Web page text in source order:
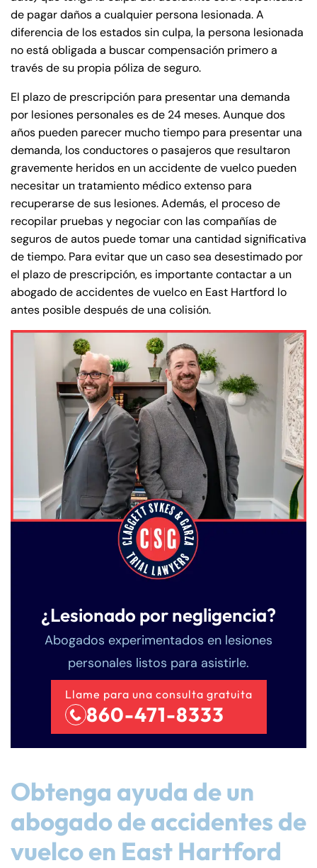
de pagar daños a cualquier persona lesionada. A
diferencia de los estados sin culpa, la persona lesionada
no está obligada a buscar compensación primero a
través de su propia póliza de seguro.
El plazo de prescripción para presentar una demanda
por lesiones personales es de 24 meses. Aunque dos
años pueden parecer mucho tiempo para presentar una
demanda, los conductores o pasajeros que resultaron
gravemente heridos en un accidente de vuelco pueden
necesitar un tratamiento médico extenso para
recuperarse de sus lesiones. Además, el proceso de
recopilar pruebas y negociar con las compañías de
seguros de autos puede tomar una cantidad significativa
de tiempo. Para evitar que un caso sea desestimado por
el plazo de prescripción, es importante contactar a un
abogado de accidentes de vuelco en East Hartford lo
antes posible después de una colisión.
¿Lesionado por negligencia?
Abogados experimentados en lesiones
personales listos para asistirle.
Llame para una consulta gratuita
860-471-8333
Obtenga ayuda de un
abogado de accidentes de
vuelco en East Hartford